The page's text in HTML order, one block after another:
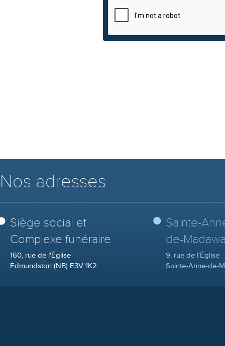
Nos adresses
Siège social et
Complexe funéraire
160, rue de l'Église
Edmundston (NB) E3V 1K2
Sainte-
de-
9, rue de l’Église
Sainte-Anne-de-